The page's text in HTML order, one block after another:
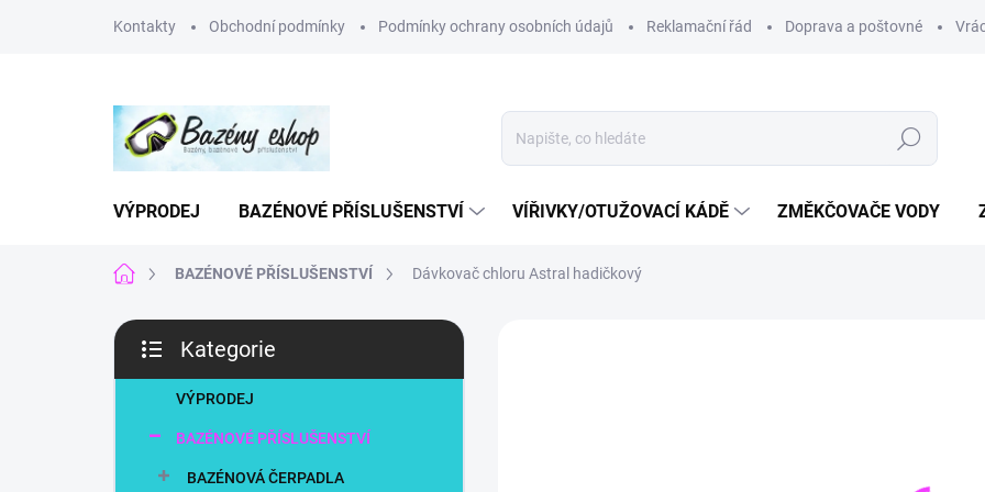
Kontakty Obchodní podmínky Podmínky ochrany osobních údajů Reklamační řád Doprava a poštovné
Hledat
VÝPRODEJ BAZÉNOVÉ PŘÍSLUŠENSTVÍ VÍŘIVKY/OTUŽOVACÍ KÁDĚ ZMĚKČOVAČE VODY
Domů BAZÉNOVÉ PŘÍSLUŠENSTVÍ Dávkovač chloru Astral hadičkový
P
s
kategorie
Kategorie
VÝPRODEJ
BAZÉNOVÉ PŘÍSLUŠENSTVÍ
BAZÉNOVÁ ČERPADLA